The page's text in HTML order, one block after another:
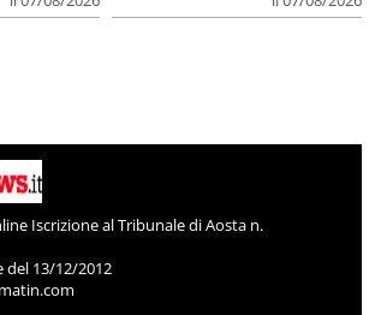
Iscrizione al Tribunale di Aosta n.
del 13/12/2012